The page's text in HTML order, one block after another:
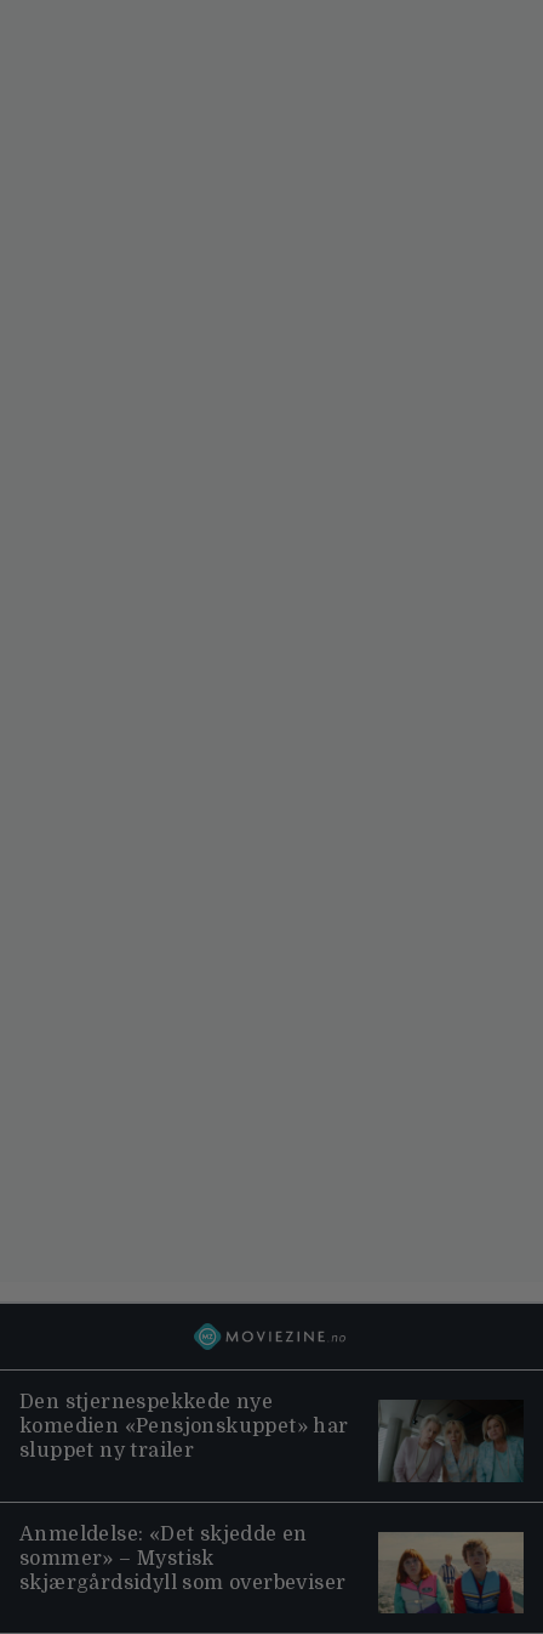
Den stjernespekkede nye
komedien «Pensjonskuppet» har
sluppet ny trailer
Anmeldelse: «Det skjedde en
sommer» – Mystisk
skjærgårdsidyll som overbeviser